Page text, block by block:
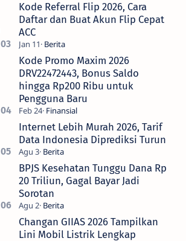
Kode Referral Flip 2026, Cara
Daftar dan Buat Akun Flip Cepat
ACC
Kode Promo Maxim 2026
DRV22472443, Bonus Saldo
hingga Rp200 Ribu untuk
Pengguna Baru
Internet Lebih Murah 2026, Tarif
Data Indonesia Diprediksi Turun
BPJS Kesehatan Tunggu Dana Rp
20 Triliun, Gagal Bayar Jadi
Sorotan
Changan GIIAS 2026 Tampilkan
Lini Mobil Listrik Lengkap